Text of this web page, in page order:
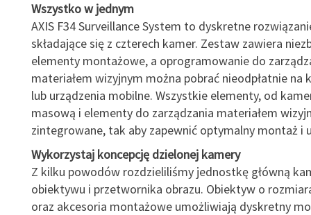
Wszystko w jednym
AXIS F34 Surveillance System to dyskretne
składające się z czterech kamer. Zestaw zawiera
elementy montażowe, a oprogramowanie do
materiałem wizyjnym można pobrać nieodpłatnie na
lub urządzenia mobilne. Wszystkie elementy, od
masową i elementy do zarządzania materiałem
zintegrowane, tak aby zapewnić optymalny montaż i
Wykorzystaj koncepcję dzielonej kamery
Z kilku powodów rozdzieliliśmy jednostkę główną
obiektywu i przetwornika obrazu. Obiektyw o
oraz akcesoria montażowe umożliwiają dyskretny